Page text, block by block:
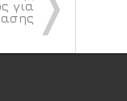
για